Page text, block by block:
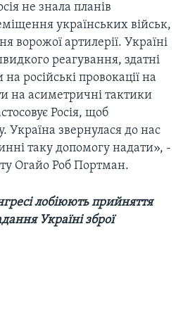
не знала планів
українських військ,
ворожої артилерії. Україні
реагування, здатні
російські провокації на
на асиметричні тактики
Росія, щоб
Україна звернулася до нас
таку допомогу надати», -
Огайо Роб Портман.
лобіюють прийняття
Україні зброї